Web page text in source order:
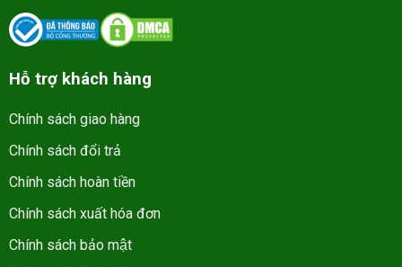
Hỗ trợ khách hàng
Chính sách giao hàng
Chính sách đổi trả
Chính sách hoàn tiền
Chính sách xuất hóa đơn
Chính sách bảo mật